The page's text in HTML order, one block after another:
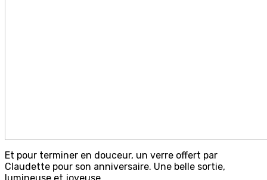
Et pour terminer en douceur, un verre offert par
Claudette pour son anniversaire. Une belle sortie,